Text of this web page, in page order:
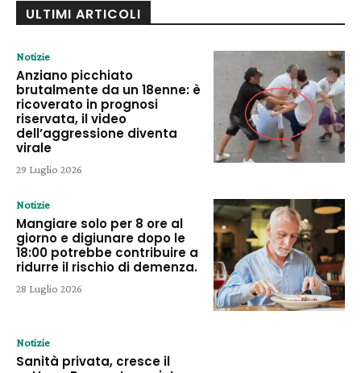
ULTIMI ARTICOLI
Notizie
Anziano picchiato
brutalmente da un 18enne: è
ricoverato in prognosi
riservata, il video
dell’aggressione diventa
virale
29 Luglio 2026
Notizie
Mangiare solo per 8 ore al
giorno e digiunare dopo le
18:00 potrebbe contribuire a
ridurre il rischio di demenza.
28 Luglio 2026
Notizie
Sanità privata, cresce il